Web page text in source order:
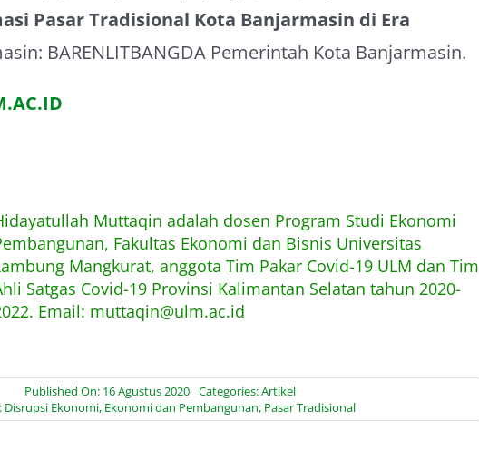
Pasar Tradisional Kota Banjarmasin di Era
BARENLITBANGDA Pemerintah Kota Banjarmasin.
Muttaqin adalah dosen Program Studi Ekonomi
Fakultas Ekonomi dan Bisnis Universitas
Mangkurat, anggota Tim Pakar Covid-19 ULM dan Tim
Satgas Covid-19 Provinsi Kalimantan Selatan tahun 2020-
Email: muttaqin@ulm.ac.id
Published On: 16 Agustus 2020 Categories:Artikel
Disrupsi Ekonomi, Ekonomi dan Pembangunan, Pasar Tradisional